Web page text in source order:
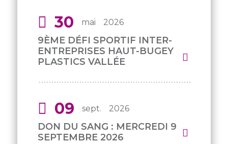
30 mai 2026
9ÈME DÉFI SPORTIF INTER-
ENTREPRISES HAUT-BUGEY
PLASTICS VALLÉE
09 sept. 2026
DON DU SANG : MERCREDI 9
SEPTEMBRE 2026